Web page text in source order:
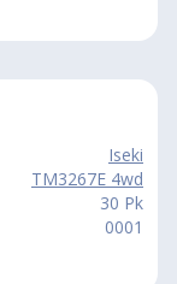
Iseki
TM3267E 4wd
30 Pk
0001